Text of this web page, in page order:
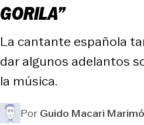
GORILA”
La cantante española
dar algunos adelantos
la música.
PorGuido Macari